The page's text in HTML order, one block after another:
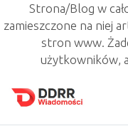
Strona/Blog w
zamieszczone na niej
stron www.
użytkowników,